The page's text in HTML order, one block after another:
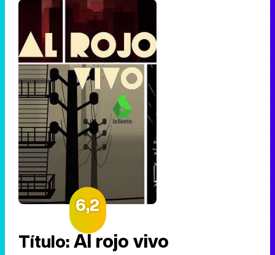
6,2
Título:Al rojo vivo